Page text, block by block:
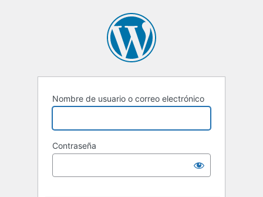
Nombre de usuario o correo electrónico
Contraseña